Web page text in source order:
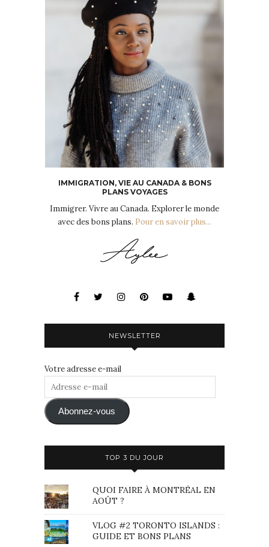
IMMIGRATION, VIE AU CANADA & BONS
PLANS VOYAGES
Immigrer. Vivre au Canada. Explorer le monde
avec des bons plans. Pour en savoir plus...
NEWSLETTER
Votre adresse e-mail
Adresse
mail Abonnez-vous
TOP 3 DU JOUR
QUOI FAIRE À MONTRÉAL EN
AOÛT ?
VLOG #2 TORONTO ISLANDS :
GUIDE ET BONS PLANS